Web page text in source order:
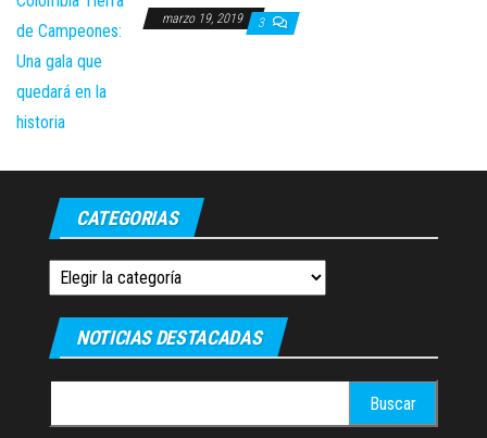
marzo 19, 2019 3
CATEGORIAS
Categorias
NOTICIAS DESTACADAS